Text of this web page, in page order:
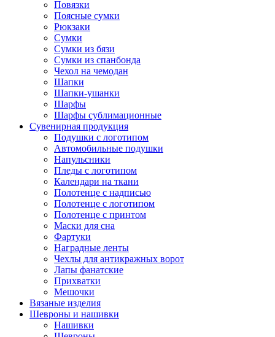
Повязки
Поясные сумки
Рюкзаки
Сумки
Сумки из бязи
Сумки из спанбонда
Чехол на чемодан
Шапки
Шапки-ушанки
Шарфы
Шарфы сублимационные
Сувенирная продукция
Подушки с логотипом
Автомобильные подушки
Напульсники
Пледы с логотипом
Календари на ткани
Полотенце с надписью
Полотенце с логотипом
Полотенце с принтом
Маски для сна
Фартуки
Наградные ленты
Чехлы для антикражных ворот
Лапы фанатские
Прихватки
Мешочки
Вязаные изделия
Шевроны и нашивки
Нашивки